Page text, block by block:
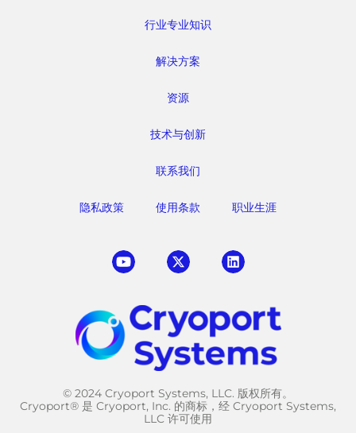
行业专业知识
解决方案
资源
技术与创新
联系我们
隐私政策 使用条款 职业生涯
© 2024 Cryoport Systems, LLC. 版权所有。
Cryoport® 是 Cryoport, Inc. 的商标，经 Cryoport Systems,
LLC 许可使用